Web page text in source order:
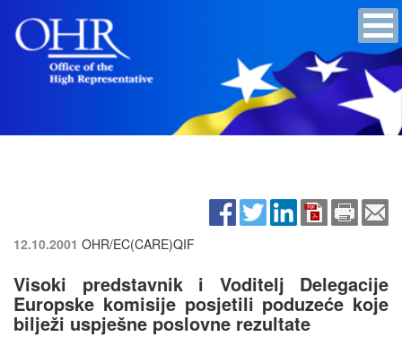
12.10.2001 OHR/EC(CARE)QIF
Visoki predstavnik i Voditelj Delegacije
Europske komisije posjetili poduzeće koje
bilježi uspješne poslovne rezultate